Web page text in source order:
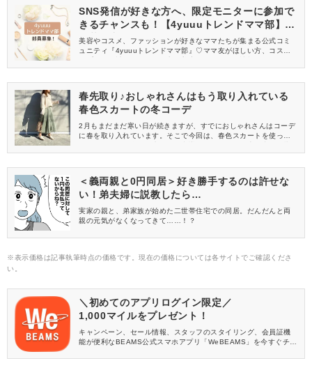
SNS発信が好きな方へ、限定モニターに参加で
きるチャンスも！【4yuuuトレンドママ部】部
員募集中
美容やコスメ、ファッションが好きなママたちが集まる公式コミ
ュニティ『4yuuuトレンドママ部』♡ママ友がほしい方、コスメサ
信してくれる方を募集しています！
春先取り♪おしゃれさんはもう取り入れている
春色スカートの冬コーデ
2月もまだまだ寒い日が続きますが、すでにおしゃれさんはコーデ
に春を取り入れています。そこで今回は、春色スカートを使った
しましょう♪
＜義両親と0円同居＞好き勝手するのは許せな
い！弟夫婦に説教したら…
実家の親と、弟家族が始めた二世帯住宅での同居。だんだんと両
親の元気がなくなってきて……！？
※表示価格は記事執筆時点の価格です。現在の価格については各サイトでご確認くださ
い。
＼初めてのアプリログイン限定／
1,000マイルをプレゼント！
キャンペーン、セール情報、スタッフのスタイリング、会員証機
能が便利なBEAMS公式スマホアプリ「WeBEAMS」を今すぐチェ